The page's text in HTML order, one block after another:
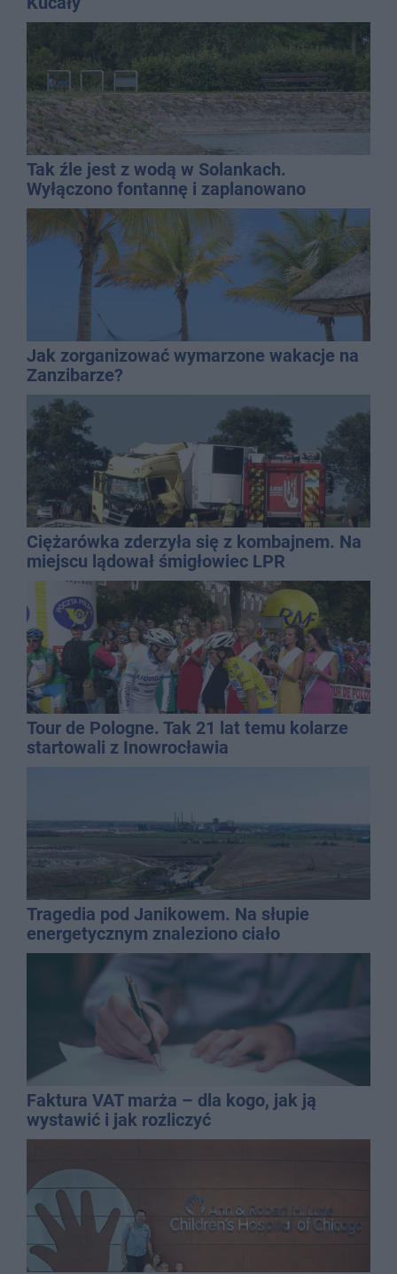
Tak źle jest z wodą w Solankach.
Wyłączono fontannę i zaplanowano
dolewkę
Jak zorganizować wymarzone wakacje na
Zanzibarze?
Ciężarówka zderzyła się z kombajnem. Na
miejscu lądował śmigłowiec LPR
Tour de Pologne. Tak 21 lat temu kolarze
startowali z Inowrocławia
Tragedia pod Janikowem. Na słupie
energetycznym znaleziono ciało
mężczyzny
Faktura VAT marża – dla kogo, jak ją
wystawić i jak rozliczyć